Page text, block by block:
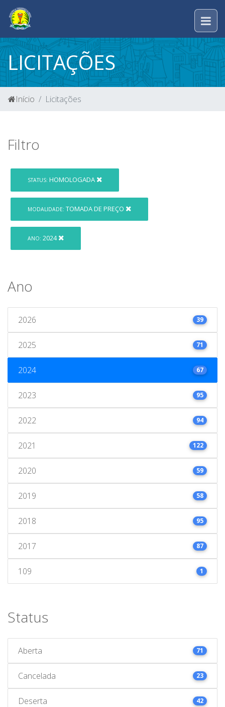
LICITAÇÕES
Início Licitações
Filtro
STATUS: HOMOLOGADA
MODALIDADE: TOMADA DE PREÇO
ANO: 2024
Ano
2026 39
2025 71
2024 67
2023 95
2022 94
2021 122
2020 59
2019 58
2018 95
2017 87
109 1
Status
Aberta 71
Cancelada 23
Deserta 42